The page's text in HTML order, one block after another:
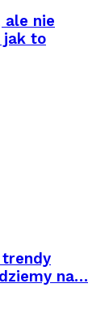
ale nie
jak to
trendy
na…